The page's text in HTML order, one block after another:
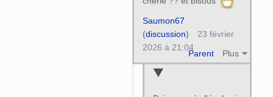
Parent Plus
Saumon67
(discussion)
23 février
2026 à 21:04